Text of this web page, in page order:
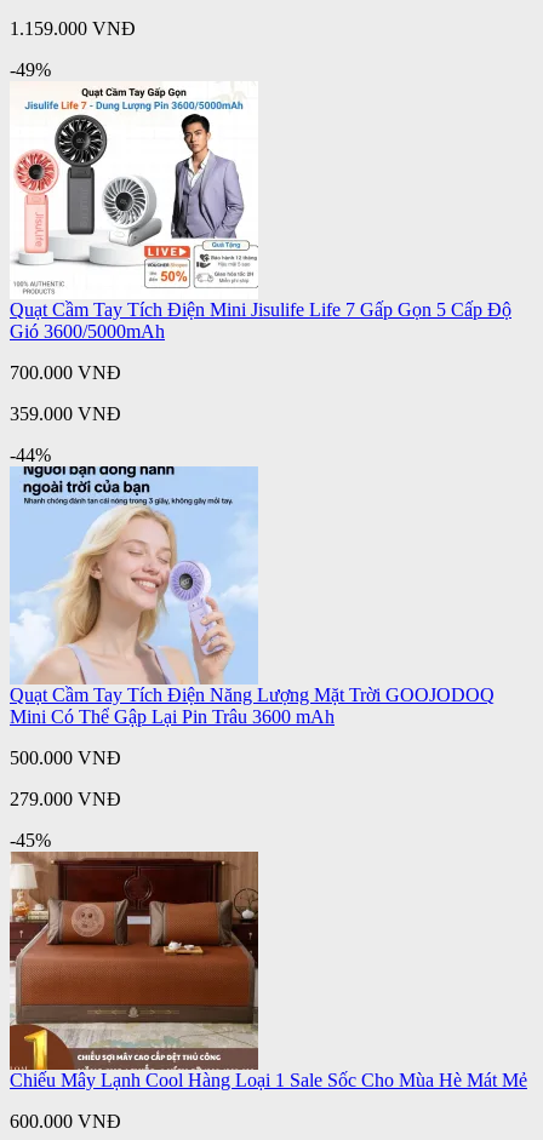
1.159.000 VNĐ
-49%
Quạt Cầm Tay Tích Điện Mini Jisulife Life 7 Gấp Gọn 5 Cấp Độ
Gió 3600/5000mAh
700.000 VNĐ
359.000 VNĐ
-44%
Quạt Cầm Tay Tích Điện Năng Lượng Mặt Trời GOOJODOQ
Mini Có Thể Gập Lại Pin Trâu 3600 mAh
500.000 VNĐ
279.000 VNĐ
-45%
Chiếu Mây Lạnh Cool Hàng Loại 1 Sale Sốc Cho Mùa Hè Mát Mẻ
600.000 VNĐ